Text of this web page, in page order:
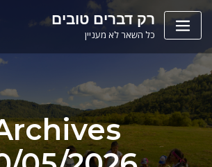
content
רק דברים טובים
כל השאר לא מעניין